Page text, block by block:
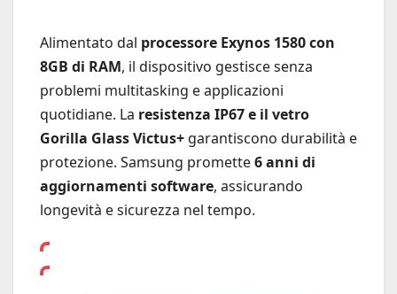
Alimentato dal processore Exynos 1580 con
8GB di RAM, il dispositivo gestisce senza
problemi multitasking e applicazioni
quotidiane. La resistenza IP67 e il vetro
Gorilla Glass Victus+ garantiscono durabilità e
protezione. Samsung promette6 anni di
aggiornamenti software, assicurando
longevità e sicurezza nel tempo.